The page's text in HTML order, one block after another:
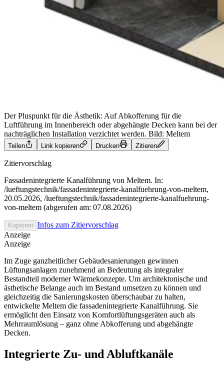
Der Pluspunkt für die Ästhetik: Auf Abkofferung für die
Luftführung im Innenbereich oder abgehängte Decken kann bei der
nachträglichen Installation verzichtet werden. Bild: Meltem
Teilen Link kopieren Drucken Zitieren
Zitiervorschlag
Fassadenintegrierte Kanalführung von Meltem. In:
/lueftungstechnik/fassadenintegrierte-kanalfuehrung-von-meltem,
20.05.2026, /lueftungstechnik/fassadenintegrierte-kanalfuehrung-
von-meltem (abgerufen am: 07.08.2026)
Kopieren Infos zum Zitiervorschlag
Anzeige
Anzeige
Im Zuge ganzheitlicher Gebäudesanierungen gewinnen
Lüftungsanlagen zunehmend an Bedeutung als integraler
Bestandteil moderner Wärmekonzepte. Um architektonische und
ästhetische Belange auch im Bestand umsetzen zu können und
gleichzeitig die Sanierungskosten überschaubar zu halten,
entwickelte Meltem die fassadenintegrierte Kanalführung. Sie
ermöglicht den Einsatz von Komfortlüftungsgeräten auch als
Mehrraumlösung – ganz ohne Abkofferung und abgehängte
Decken.
Integrierte Zu- und Abluftkanäle